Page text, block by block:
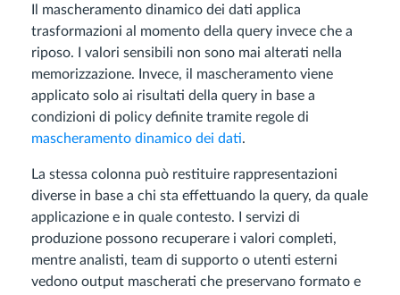
Il mascheramento dinamico dei dati applica
trasformazioni al momento della query invece che a
riposo. I valori sensibili non sono mai alterati nella
memorizzazione. Invece, il mascheramento viene
applicato solo ai risultati della query in base a
condizioni di policy definite tramite regole di
mascheramento dinamico dei dati.
La stessa colonna può restituire rappresentazioni
diverse in base a chi sta effettuando la query, da quale
applicazione e in quale contesto. I servizi di
produzione possono recuperare i valori completi,
mentre analisti, team di supporto o utenti esterni
vedono output mascherati che preservano formato e